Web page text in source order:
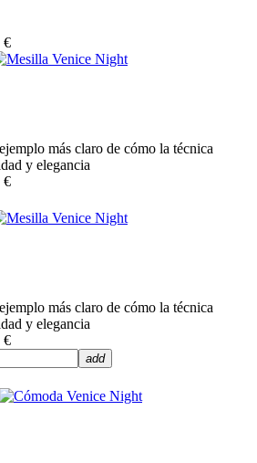
€
más claro de cómo la técnica
y elegancia
€
más claro de cómo la técnica
y elegancia
€
add